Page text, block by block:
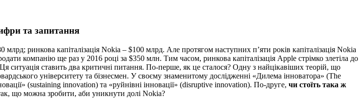
та запитання
ринкова капіталізація Nokia – $100 млрд. Але протягом наступних п’яти років капіталізація Nokia
компанію ще раз у 2016 році за $350 млн. Тим часом, ринкова капіталізація Apple стрімко злетіла до
ставить два критичні питання. По-перше, як це сталося? Одну з найцікавіших теорій, що
університету та бізнесмен. У своєму знаменитому дослідженні «Дилема інноватора» (The
(sustaining innovation) та «руйнівні інновації» (disruptive innovation). По-друге, чи стоїть така ж
що можна зробити, аби уникнути долі Nokia?